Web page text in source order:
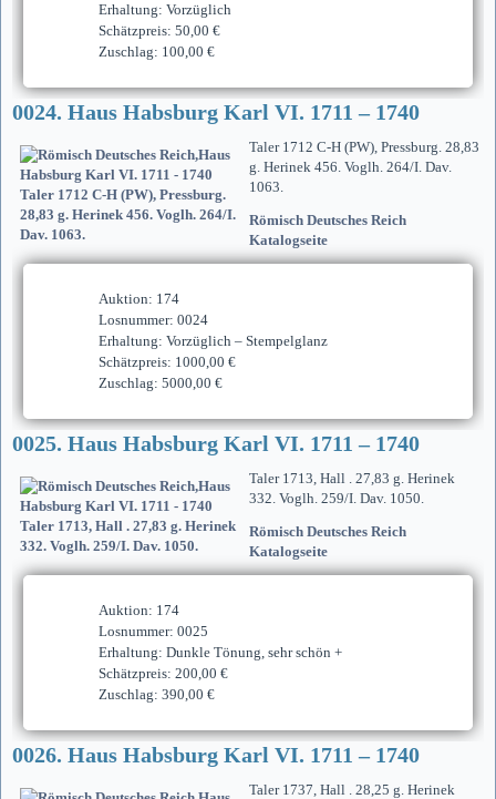
Erhaltung: Vorzüglich
Schätzpreis: 50,00 €
Zuschlag: 100,00 €
0024. Haus Habsburg Karl VI. 1711 – 1740
Taler 1712 C-H (PW), Pressburg. 28,83
g. Herinek 456. Voglh. 264/I. Dav.
1063.
Römisch Deutsches Reich
Katalogseite
Auktion: 174
Losnummer: 0024
Erhaltung: Vorzüglich – Stempelglanz
Schätzpreis: 1000,00 €
Zuschlag: 5000,00 €
0025. Haus Habsburg Karl VI. 1711 – 1740
Taler 1713, Hall . 27,83 g. Herinek
332. Voglh. 259/I. Dav. 1050.
Römisch Deutsches Reich
Katalogseite
Auktion: 174
Losnummer: 0025
Erhaltung: Dunkle Tönung, sehr schön +
Schätzpreis: 200,00 €
Zuschlag: 390,00 €
0026. Haus Habsburg Karl VI. 1711 – 1740
Taler 1737, Hall . 28,25 g. Herinek